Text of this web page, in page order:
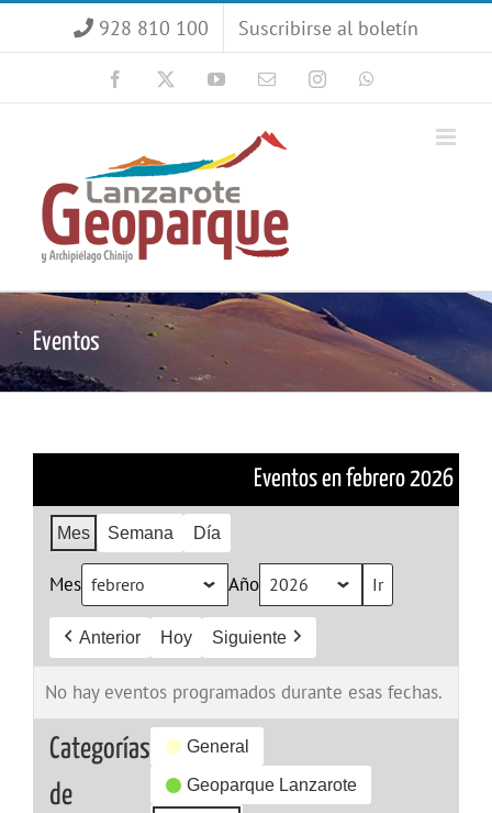
928 810 100 Suscribirse al boletín
Facebook YouTubeCorreoInstagram
Eventos
Eventos en febrero 2026
Mes Semana Día
Mes Año
Anterior Hoy Siguiente
No hay eventos programados durante esas fechas.
Categorías
de
General
Geoparque Lanzarote